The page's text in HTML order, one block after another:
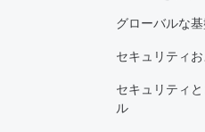
グローバルな基
セキュリティ
セキュリティ
ル